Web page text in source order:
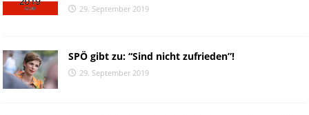
29. September 2019
SPÖ gibt zu: “Sind nicht zufrieden”!
29. September 2019